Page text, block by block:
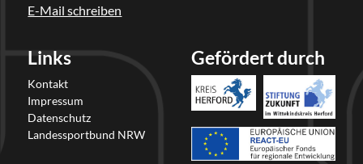
E-Mail schreiben
Links
Kontakt
Impressum
Datenschutz
Landessportbund NRW
Gefördert durch